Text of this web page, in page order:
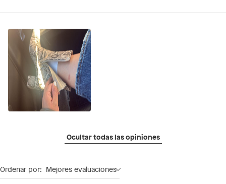
Ocultar todas las opiniones
Ordenar por: Mejores evaluaciones